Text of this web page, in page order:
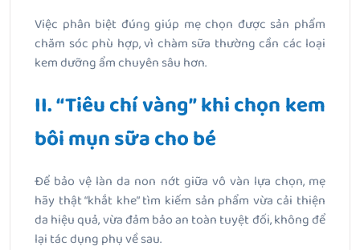
Việc phân biệt đúng giúp mẹ chọn được sản phẩm
chăm sóc phù hợp, vì chàm sữa thường cần các loại
kem dưỡng ẩm chuyên sâu hơn.
II. “Tiêu chí vàng” khi chọn kem
bôi mụn sữa cho bé
Để bảo vệ làn da non nớt giữa vô vàn lựa chọn, mẹ
hãy thật “khắt khe” tìm kiếm sản phẩm vừa cải thiện
da hiệu quả, vừa đảm bảo an toàn tuyệt đối, không để
lại tác dụng phụ về sau.